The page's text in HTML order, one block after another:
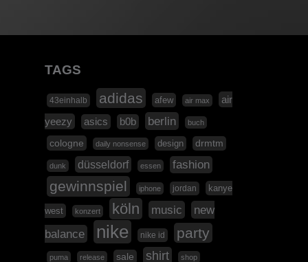
TAGS
43einhalb adidas afew air max
air
yeezy
asics b0b berlin buch
cologne daily nonsense design drmtm
dunk düsseldorf essen fashion
gewinnspiel iphone jordan kanye
west konzert köln music
new
balance
nike nike id party
puma release sale shirt shop